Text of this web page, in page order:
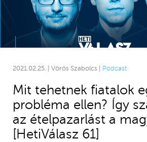
2021.02.25. | Vörös Szabolcs | Podcast
Mit tehetnek fiatalok
probléma ellen? Így
az ételpazarlást a
[HetiVálasz 61]